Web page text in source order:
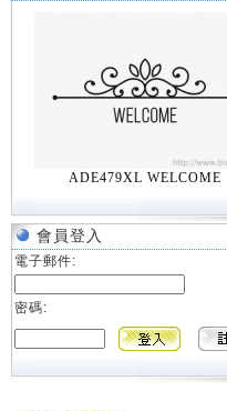
ADE479XL WELCOME
會員登入
電子郵件:
密碼: